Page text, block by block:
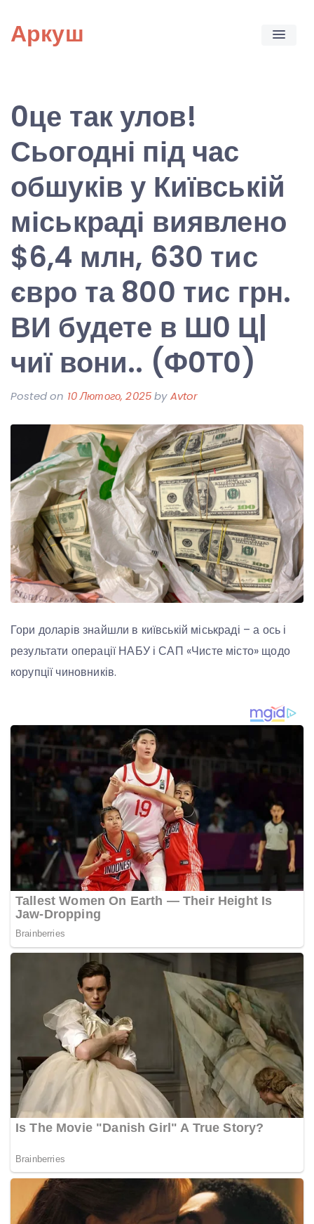
content
Аркуш
0це так улов!
Сьогодні під час
обшуків у Київській
міськраді виявлено
$6,4 млн, 630 тис
євро та 800 тис грн.
ВИ будете в Ш0 Ц|
чиї вони.. (Ф0Т0)
Posted on 10 Лютого, 2025byAvtor
Гори доларів знайшли в київській міськраді – а ось і
результати операції НАБУ і САП «Чисте місто» щодо
корупції чиновників.